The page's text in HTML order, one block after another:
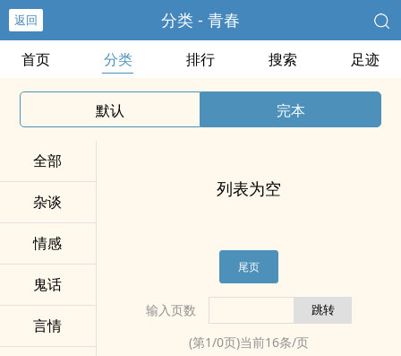
返回 分类 - 青春
首页 分类 排行 搜索 足迹
默认 完本
全部
杂谈
情感
鬼话
言情
列表为空
尾页
输入页数
(第1/0页)当前16条/页